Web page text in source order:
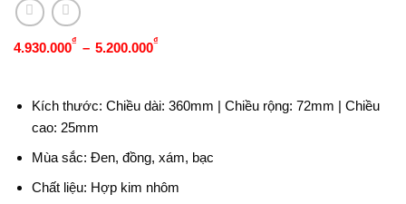
4.930.000₫ – 5.200.000₫
5.200.000₫
Kích thước: Chiều dài: 360mm | Chiều rộng: 72mm | Chiều
cao: 25mm
Mùa sắc: Đen, đồng, xám, bạc
Chất liệu: Hợp kim nhôm